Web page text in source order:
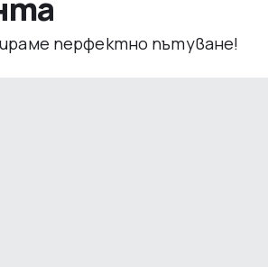
перфектно пътуване!